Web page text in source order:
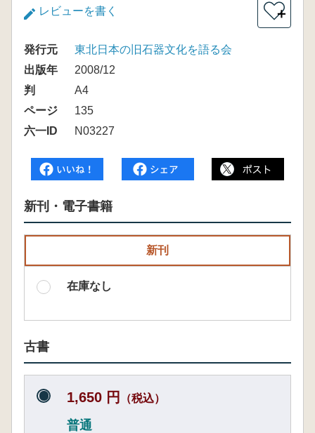
レビューを書く ＋
発行元
東北日本の旧石器文化を語る会
出版年
2008/12
判
A4
ページ
135
六一ID
N03227
新刊・電子書籍
新刊
在庫なし
古書
1,650 円 （税込）
普通